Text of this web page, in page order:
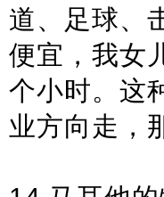
道、足球、
便宜，我女
个小时。这
业方向走，